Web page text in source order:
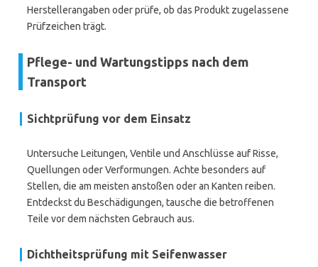
Herstellerangaben oder prüfe, ob das Produkt zugelassene
Prüfzeichen trägt.
Pflege- und Wartungstipps nach dem
Transport
Sichtprüfung vor dem Einsatz
Untersuche Leitungen, Ventile und Anschlüsse auf Risse,
Quellungen oder Verformungen. Achte besonders auf
Stellen, die am meisten anstoßen oder an Kanten reiben.
Entdeckst du Beschädigungen, tausche die betroffenen
Teile vor dem nächsten Gebrauch aus.
Dichtheitsprüfung mit Seifenwasser